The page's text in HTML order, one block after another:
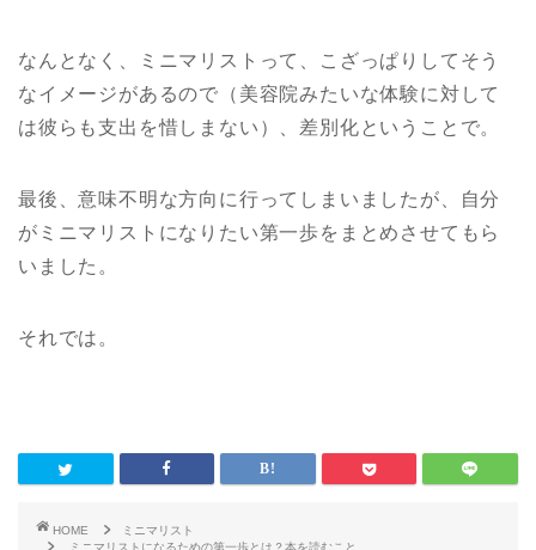
なんとなく、ミニマリストって、こざっぱりしてそう
なイメージがあるので（美容院みたいな体験に対して
は彼らも支出を惜しまない）、差別化ということで。
最後、意味不明な方向に行ってしまいましたが、自分
がミニマリストになりたい第一歩をまとめさせてもら
いました。
それでは。
HOME
ミニマリスト
ミニマリストになるための第一歩とは？本を読むこと